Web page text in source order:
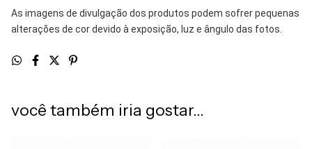
As imagens de divulgação dos produtos podem sofrer pequenas
alterações de cor devido à exposição, luz e ângulo das fotos.
você também iria gostar...